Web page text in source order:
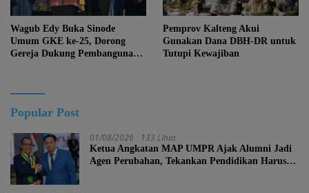
Wagub Edy Buka Sinode
Umum GKE ke-25, Dorong
Gereja Dukung Pembangunan
Pemprov Kalteng Akui
Gunakan Dana DBH-DR untuk
Tutupi Kewajiban
Popular Post
01/08/2026 133 Lihat
Ketua Angkatan MAP UMPR Ajak Alumni Jadi
Agen Perubahan, Tekankan Pendidikan Harus